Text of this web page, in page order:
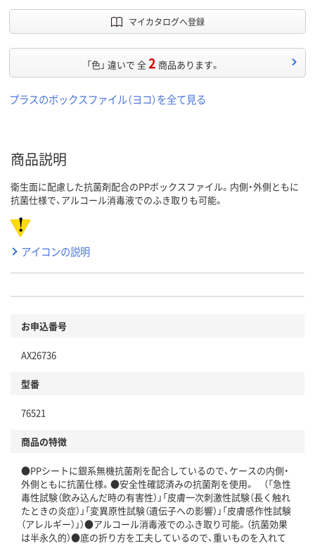
マイカタログへ登録
「色」 違いで 全2 商品あります。
プラスのボックスファイル（ヨコ）を全て見る
商品説明
衛生面に配慮した抗菌剤配合のPPボックスファイル。内側・外側ともに
抗菌仕様で、アルコール消毒液でのふき取りも可能。
アイコンの説明
お申込番号
AX26736
型番
76521
商品の特徴
●PPシートに銀系無機抗菌剤を配合しているので、ケースの内側・
外側ともに抗菌仕様。●安全性確認済みの抗菌剤を使用。 （「急性
毒性試験（飲み込んだ時の有害性）」「皮膚一次刺激性試験（長く触れ
たときの炎症）」「変異原性試験（遺伝子への影響）」「皮膚感作性試験
（アレルギー）」）●アルコール消毒液でのふき取り可能。（抗菌効果
は半永久的）●底の折り方を工夫しているので、重いものを入れて